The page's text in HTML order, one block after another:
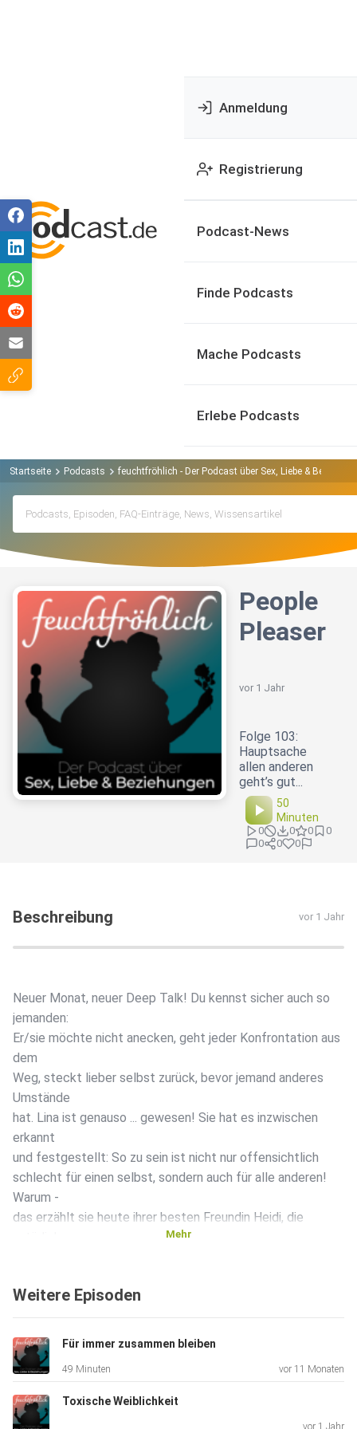
Anmeldung
Registrierung
Podcast-News
Finde Podcasts
Mache Podcasts
Erlebe Podcasts
Startseite Podcasts feuchtfröhlich - Der Podcast über Sex, Liebe &
People
Pleaser
vor 1 Jahr
Folge 103:
Hauptsache
allen anderen
geht’s gut...
50
Minuten
0 0 0
0
0
0 0
Beschreibung vor 1 Jahr
Neuer Monat, neuer Deep Talk! Du kennst sicher auch so
jemanden:
Er/sie möchte nicht anecken, geht jeder Konfrontation aus
dem
Weg, steckt lieber selbst zurück, bevor jemand anderes
Umstände
hat. Lina ist genauso ... gewesen! Sie hat es inzwischen
erkannt
und festgestellt: So zu sein ist nicht nur offensichtlich
schlecht für einen selbst, sondern auch für alle anderen!
Warum -
das erzählt sie heute ihrer besten Freundin Heidi, die
nach viele vergangene Erlebnisse durchgegangen sind -
Lieber mit falschem Namen ansprechen lassen als
verbessern müssen
- ist alles viel klarer. Und einiges endlich zum ersten Mal
ausgesprochen. Na dann: Prost!
Mehr
Weitere Episoden
Für immer zusammen bleiben
49 Minuten vor 11 Monaten
Toxische Weiblichkeit
vor 1 Jahr